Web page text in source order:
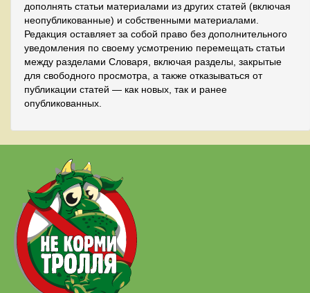
дополнять статьи материалами из других статей (включая
неопубликованные) и собственными материалами.
Редакция оставляет за собой право без дополнительного
уведомления по своему усмотрению перемещать статьи
между разделами Словаря, включая разделы, закрытые
для свободного просмотра, а также отказываться от
публикации статей — как новых, так и ранее
опубликованных.